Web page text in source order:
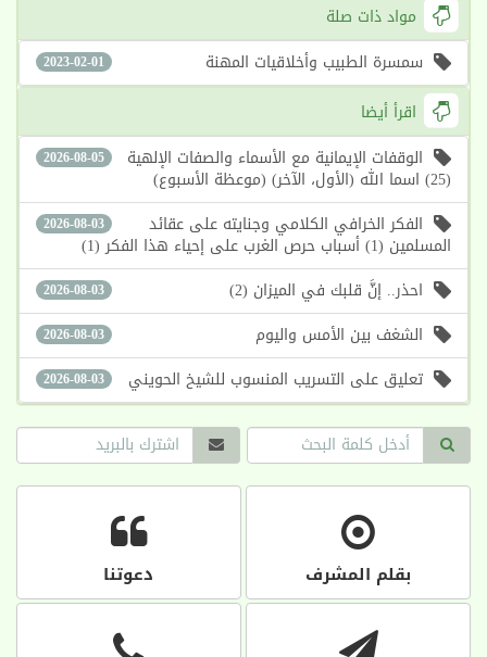
مواد ذات صلة
2023-02-01
سمسرة الطبيب وأخلاقيات المهنة
اقرأ أيضا
2026-08-05 الوقفات الإيمانية مع الأسماء والصفات الإلهية
(25) اسما الله (الأول، الآخر) (موعظة الأسبوع)
2026-08-03 الفكر الخرافي الكلامي وجنايته على عقائد
المسلمين (1) أسباب حرص الغرب على إحياء هذا الفكر (1)
2026-08-03 احذر.. إنَّ قلبك في الميزان (2)
2026-08-03 الشغف بين الأمس واليوم
2026-08-03 تعليق على التسريب المنسوب للشيخ الحويني
بقلم المشرف دعوتنا